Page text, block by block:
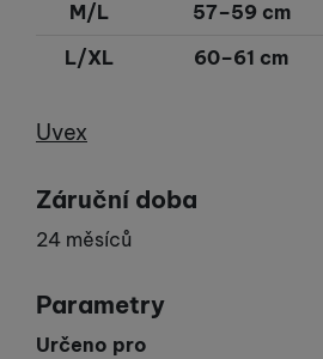
M/L
57–59 cm
L/XL
60–61 cm
Výrobce
Uvex
Záruční doba
24 měsíců
Parametry
Určeno pro